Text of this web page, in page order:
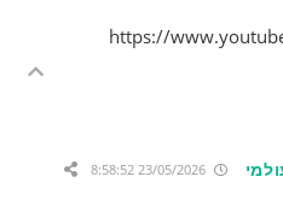
https://
23/05/2026 8:58:52